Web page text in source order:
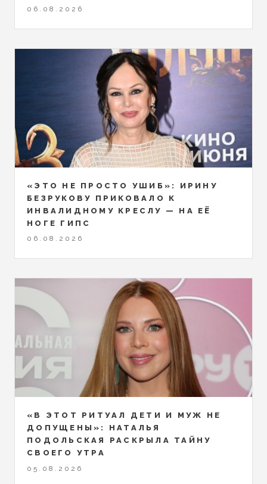
06.08.2026
«ЭТО НЕ ПРОСТО УШИБ»: ИРИНУ
БЕЗРУКОВУ ПРИКОВАЛО К
ИНВАЛИДНОМУ КРЕСЛУ — НА ЕЁ
НОГЕ ГИПС
06.08.2026
«В ЭТОТ РИТУАЛ ДЕТИ И МУЖ НЕ
ДОПУЩЕНЫ»: НАТАЛЬЯ
ПОДОЛЬСКАЯ РАСКРЫЛА ТАЙНУ
СВОЕГО УТРА
05.08.2026